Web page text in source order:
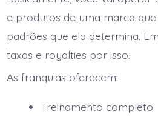
e produtos de uma marca
padrões que ela determina.
taxas e royalties por isso.
As franquias oferecem:
Treinamento completo